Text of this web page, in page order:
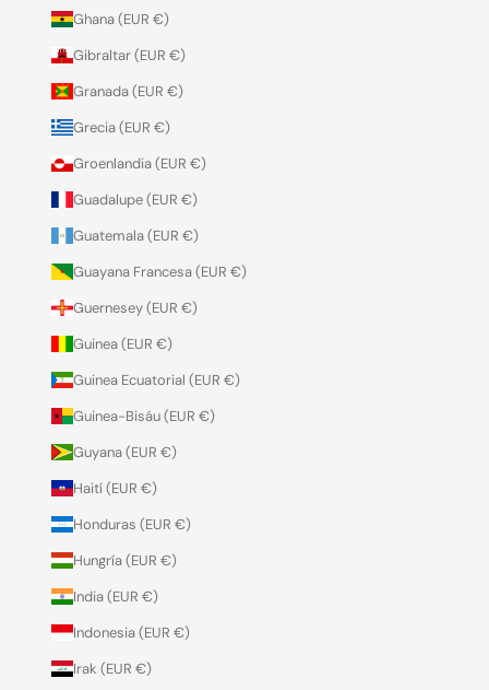
Ghana (EUR €)
Gibraltar (EUR €)
Granada (EUR €)
Grecia (EUR €)
Groenlandia (EUR €)
Guadalupe (EUR €)
Guatemala (EUR €)
Guayana Francesa (EUR €)
Guernesey (EUR €)
Guinea (EUR €)
Guinea Ecuatorial (EUR €)
Guinea-Bisáu (EUR €)
Guyana (EUR €)
Haití (EUR €)
Honduras (EUR €)
Hungría (EUR €)
India (EUR €)
Indonesia (EUR €)
Irak (EUR €)